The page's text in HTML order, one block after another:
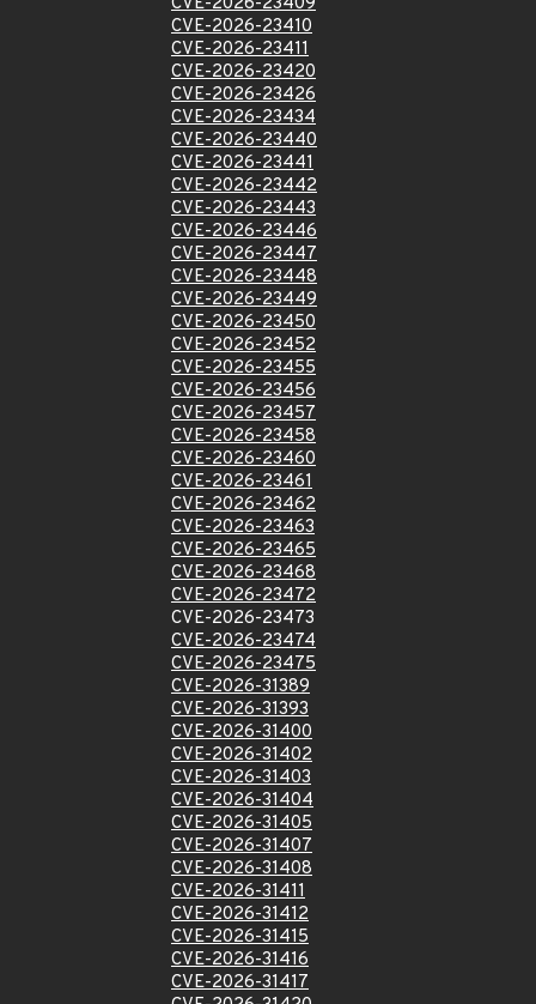
CVE-2026-23410
CVE-2026-23411
CVE-2026-23420
CVE-2026-23426
CVE-2026-23434
CVE-2026-23440
CVE-2026-23441
CVE-2026-23442
CVE-2026-23443
CVE-2026-23446
CVE-2026-23447
CVE-2026-23448
CVE-2026-23449
CVE-2026-23450
CVE-2026-23452
CVE-2026-23455
CVE-2026-23456
CVE-2026-23457
CVE-2026-23458
CVE-2026-23460
CVE-2026-23461
CVE-2026-23462
CVE-2026-23463
CVE-2026-23465
CVE-2026-23468
CVE-2026-23472
CVE-2026-23473
CVE-2026-23474
CVE-2026-23475
CVE-2026-31389
CVE-2026-31393
CVE-2026-31400
CVE-2026-31402
CVE-2026-31403
CVE-2026-31404
CVE-2026-31405
CVE-2026-31407
CVE-2026-31408
CVE-2026-31411
CVE-2026-31412
CVE-2026-31415
CVE-2026-31416
CVE-2026-31417